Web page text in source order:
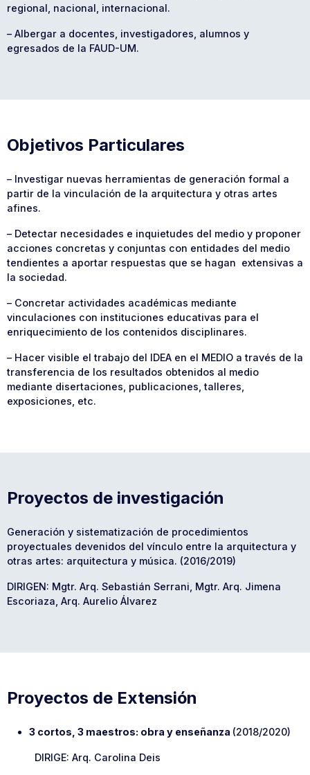
regional, nacional, internacional.
– Albergar a docentes, investigadores, alumnos y
egresados de la FAUD-UM.
Objetivos Particulares
– Investigar nuevas herramientas de generación formal a
partir de la vinculación de la arquitectura y otras artes
afines.
– Detectar necesidades e inquietudes del medio y proponer
acciones concretas y conjuntas con entidades del medio
tendientes a aportar respuestas que se hagan extensivas a
la sociedad.
– Concretar actividades académicas mediante
vinculaciones con instituciones educativas para el
enriquecimiento de los contenidos disciplinares.
– Hacer visible el trabajo del IDEA en el MEDIO a través de la
transferencia de los resultados obtenidos al medio
mediante disertaciones, publicaciones, talleres,
exposiciones, etc.
Proyectos de investigación
Generación y sistematización de procedimientos
proyectuales devenidos del vínculo entre la arquitectura y
otras artes: arquitectura y música. (2016/2019)
DIRIGEN: Mgtr. Arq. Sebastián Serrani, Mgtr. Arq. Jimena
Escoriaza, Arq. Aurelio Álvarez
Proyectos de Extensión
3 cortos, 3 maestros: obra y enseñanza (2018/2020)
DIRIGE: Arq. Carolina Deis